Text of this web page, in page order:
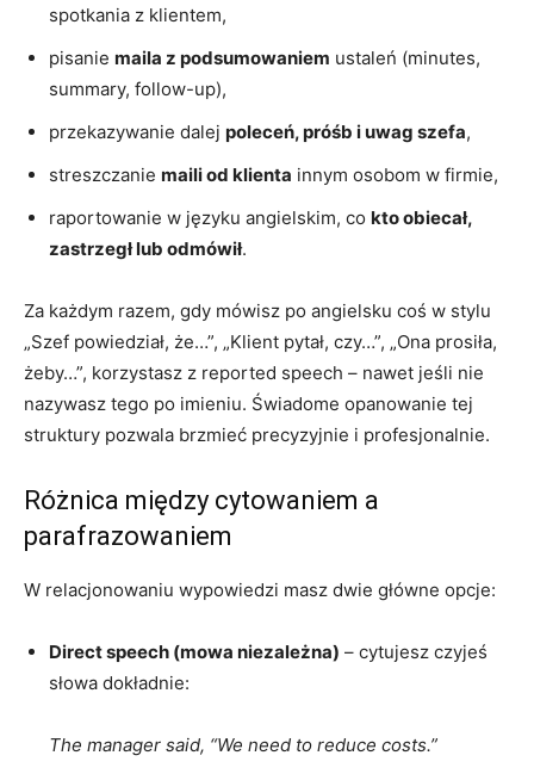
spotkania z klientem,
pisanie maila z podsumowaniem ustaleń (minutes,
summary, follow-up),
przekazywanie dalej poleceń, próśb i uwag szefa,
streszczanie maili od klienta innym osobom w firmie,
raportowanie w języku angielskim, co kto obiecał,
zastrzegł lub odmówił.
Za każdym razem, gdy mówisz po angielsku coś w stylu
„Szef powiedział, że…”, „Klient pytał, czy…”, „Ona prosiła,
żeby…”, korzystasz z reported speech – nawet jeśli nie
nazywasz tego po imieniu. Świadome opanowanie tej
struktury pozwala brzmieć precyzyjnie i profesjonalnie.
Różnica między cytowaniem a
parafrazowaniem
W relacjonowaniu wypowiedzi masz dwie główne opcje:
Direct speech (mowa niezależna) – cytujesz czyjeś
słowa dokładnie:
The manager said, “We need to reduce costs.”